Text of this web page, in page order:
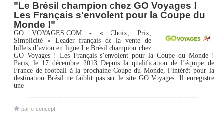
"Le Brésil champion chez GO Voyages !
Les Français s'envolent pour la Coupe du
Monde !"
GO VOYAGES.COM - « Choix, Prix,
Simplicité » Leader français de la vente de
billets d’avion en ligne Le Brésil champion chez
GO Voyages ! Les Français s’envolent pour la Coupe du Monde !
Paris, le 17 décembre 2013 Depuis la qualification de l’équipe de
France de football à la prochaine Coupe du Monde, l’intérêt pour la
destination Brésil ne faiblit pas sur le site GO Voyages. Il enregistre
une
par e-concept